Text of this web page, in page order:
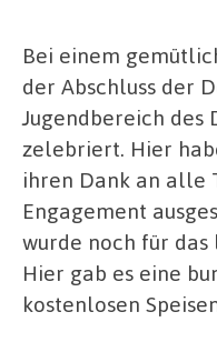
Bei einem
der Abschluss der
Jugendbereich des
zelebriert. Hier
ihren Dank an alle
Engagement
wurde noch für
Hier gab es eine
kostenlosen